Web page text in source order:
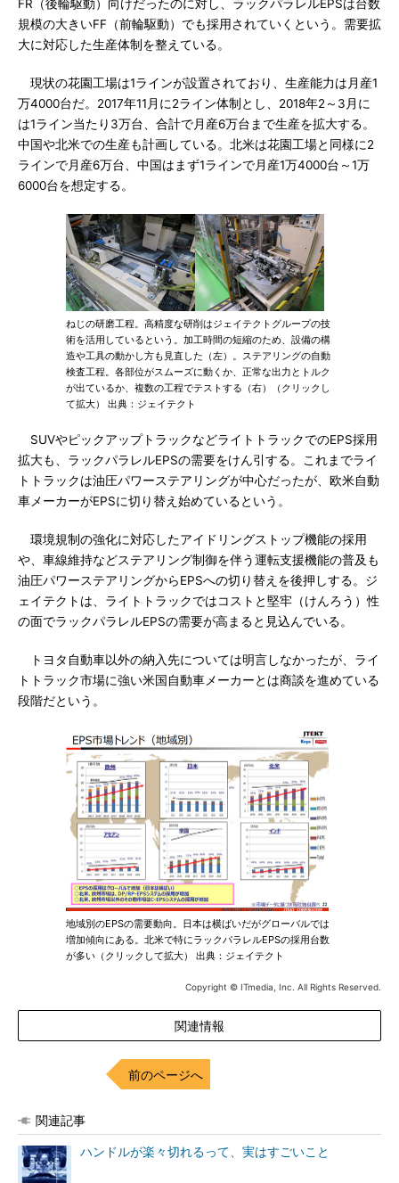
FR（後輪駆動）向けだったのに対し、ラックパラレルEPSは台数
規模の大きいFF（前輪駆動）でも採用されていくという。需要拡
大に対応した生産体制を整えている。
現状の花園工場は1ラインが設置されており、生産能力は月産1
万4000台だ。2017年11月に2ライン体制とし、2018年2～3月に
は1ライン当たり3万台、合計で月産6万台まで生産を拡大する。
中国や北米での生産も計画している。北米は花園工場と同様に2
ラインで月産6万台、中国はまず1ラインで月産1万4000台～1万
6000台を想定する。
ねじの研磨工程。高精度な研削はジェイテクトグループの技
術を活用しているという。加工時間の短縮のため、設備の構
造や工具の動かし方も見直した（左）。ステアリングの自動
検査工程。各部位がスムーズに動くか、正常な出力とトルク
が出ているか、複数の工程でテストする（右）（クリックし
て拡大） 出典：ジェイテクト
SUVやピックアップトラックなどライトトラックでのEPS採用
拡大も、ラックパラレルEPSの需要をけん引する。これまでライ
トトラックは油圧パワーステアリングが中心だったが、欧米自動
車メーカーがEPSに切り替え始めているという。
環境規制の強化に対応したアイドリングストップ機能の採用
や、車線維持などステアリング制御を伴う運転支援機能の普及も
油圧パワーステアリングからEPSへの切り替えを後押しする。ジ
ェイテクトは、ライトトラックではコストと堅牢（けんろう）性
の面でラックパラレルEPSの需要が高まると見込んでいる。
トヨタ自動車以外の納入先については明言しなかったが、ライ
トトラック市場に強い米国自動車メーカーとは商談を進めている
段階だという。
地域別のEPSの需要動向。日本は横ばいだがグローバルでは
増加傾向にある。北米で特にラックパラレルEPSの採用台数
が多い（クリックして拡大） 出典：ジェイテクト
Copyright © ITmedia, Inc. All Rights Reserved.
関連情報
前のページへ
関連記事
ハンドルが楽々切れるって、実はすごいこと